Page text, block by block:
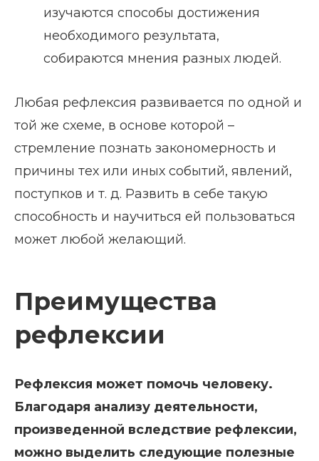
изучаются способы достижения
необходимого результата,
собираются мнения разных людей.
Любая рефлексия развивается по одной и
той же схеме, в основе которой –
стремление познать закономерность и
причины тех или иных событий, явлений,
поступков и т. д. Развить в себе такую
способность и научиться ей пользоваться
может любой желающий.
Преимущества
рефлексии
Рефлексия может помочь человеку.
Благодаря анализу деятельности,
произведенной вследствие рефлексии,
можно выделить следующие полезные